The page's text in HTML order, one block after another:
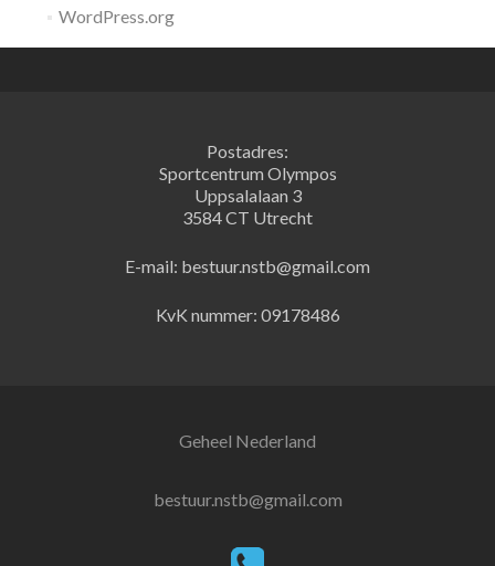
WordPress.org
Postadres:
Sportcentrum Olympos
Uppsalalaan 3
3584 CT Utrecht
E-mail: bestuur.nstb@gmail.com
KvK nummer: 09178486
Geheel Nederland
bestuur.nstb@gmail.com